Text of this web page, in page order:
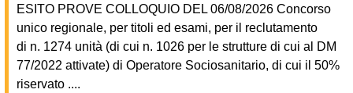
ESITO PROVE COLLOQUIO DEL 06/08/2026 Concorso
unico regionale, per titoli ed esami, per il reclutamento
di n. 1274 unità (di cui n. 1026 per le strutture di cui al DM
77/2022 attivate) di Operatore Sociosanitario, di cui il 50%
riservato ....